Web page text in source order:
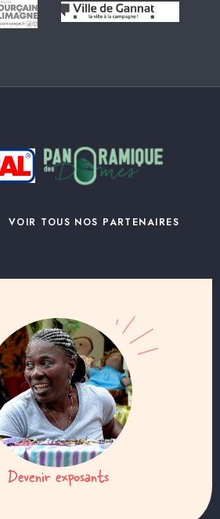
VOIR TOUS NOS PARTENAIRES
Devenir exposants